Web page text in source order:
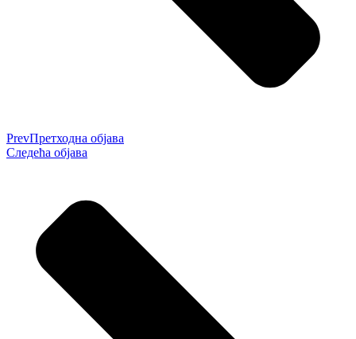
PrevПретходна објава
Следећа објава